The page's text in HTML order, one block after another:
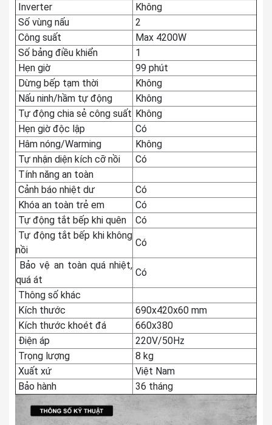
Inverter
Không
Số vùng nấu
2
Công suất
Max 4200W
Số bảng điều khiển
1
Hẹn giờ
99 phút
Dừng bếp tạm thời
Không
Nấu ninh/hầm tự động
Không
Tự động chia sẻ công suất Không
Hẹn giờ độc lập
Có
Hâm nóng/Warming
Không
Tự nhận diện kích cỡ nồi
Có
Tính năng an toàn
Cảnh báo nhiệt dư
Có
Khóa an toàn trẻ em
Có
Tự động tắt bếp khi quên
Có
Tự động tắt bếp khi không
nồi
Có
Bảo vệ an toàn quá nhiệt,
quá át
Có
Thông số khác
Kích thước
690x420x60 mm
Kích thước khoét đá
660x380
Điện áp
220V/50Hz
Trọng lượng
8 kg
Xuất xứ
Việt Nam
Bảo hành
36 tháng